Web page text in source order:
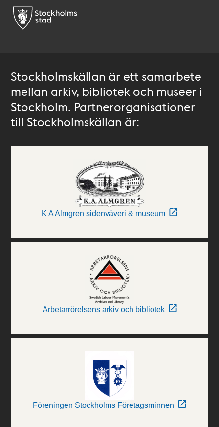
Stockholmskällan är ett samarbete
mellan arkiv, bibliotek och museer i
Stockholm. Partnerorganisationer
till Stockholmskällan är:
K A Almgren sidenväveri & museum
Arbetarrörelsens arkiv och bibliotek
Föreningen Stockholms Företagsminnen